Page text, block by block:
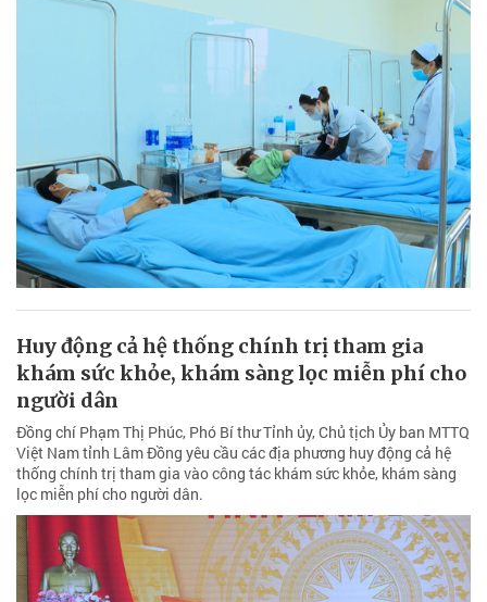
Huy động cả hệ thống chính trị tham gia
khám sức khỏe, khám sàng lọc miễn phí cho
người dân
Đồng chí Phạm Thị Phúc, Phó Bí thư Tỉnh ủy, Chủ tịch Ủy ban MTTQ
Việt Nam tỉnh Lâm Đồng yêu cầu các địa phương huy động cả hệ
thống chính trị tham gia vào công tác khám sức khỏe, khám sàng
lọc miễn phí cho người dân.